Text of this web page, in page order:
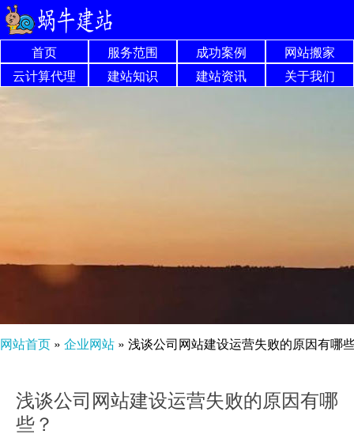
首页 服务范围 成功案例
网站搬家
云计算代理
建站知识 建站资讯 关于我们
网站首页 » 企业网站 » 浅谈公司网站建设运营失败的原因有哪
浅谈公司网站建设运营失败的原因有哪
些？